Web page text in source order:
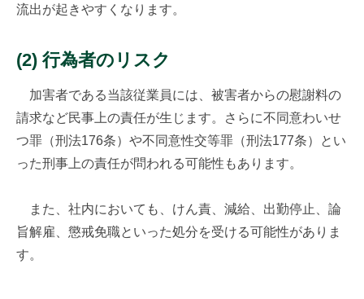
流出が起きやすくなります。
(2) 行為者のリスク
加害者である当該従業員には、被害者からの慰謝料の
請求など民事上の責任が生じます。さらに不同意わいせ
つ罪（刑法176条）や不同意性交等罪（刑法177条）とい
った刑事上の責任が問われる可能性もあります。
また、社内においても、けん責、減給、出勤停止、論
旨解雇、懲戒免職といった処分を受ける可能性がありま
す。